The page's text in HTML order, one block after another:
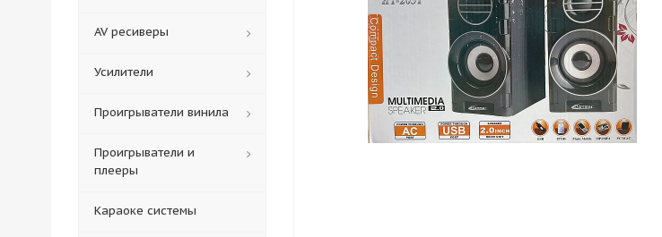
AV ресиверы
Усилители
Проигрыватели винила
Проигрыватели и
плееры
Караоке системы